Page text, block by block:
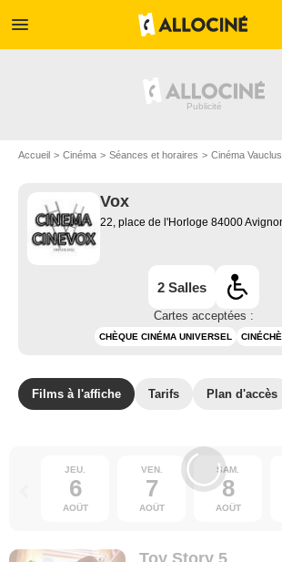
menu
Accueil Cinéma Séances et horaires Cinéma
Vox
22, place de l'Horloge 84000
2 Salles
Cartes acceptées :
CHÈQUE CINÉMA UNIVERSEL
Films à l'affiche Tarifs Plan d'accès
JEU.
6
AOÛT
VEN.
7
AOÛT
SAM.
8
AOÛT
Toy Story 5